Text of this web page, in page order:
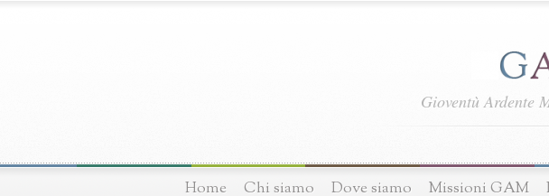
Gioventù Ardente
Home Chi siamo Dove siamo Missioni GAM